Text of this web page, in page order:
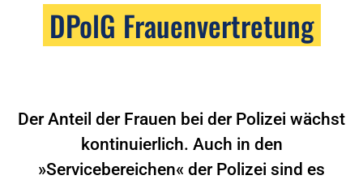
DPolG Frauenvertretung
Der Anteil der Frauen bei der Polizei wächst
kontinuierlich. Auch in den
»Servicebereichen« der Polizei sind es